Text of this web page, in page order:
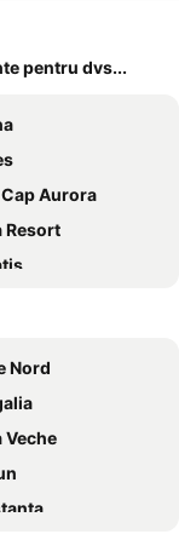
pentru dvs...
Aurora
Resort
Caraiman
Nord
Veche